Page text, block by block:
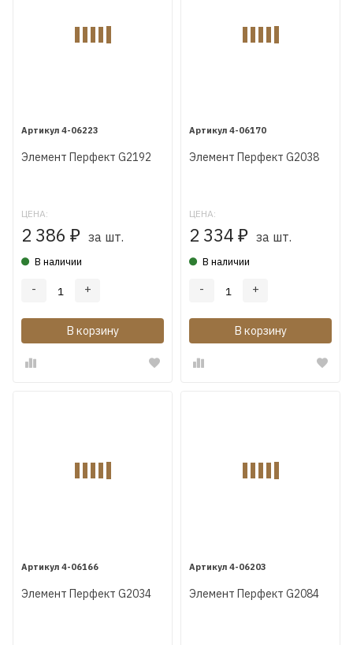
4-06223
Элемент Перфект G2192
ЦЕНА:
2 386 ₽ за шт.
В наличии
- +
В корзину
4-06170
Элемент Перфект G2038
ЦЕНА:
2 334 ₽ за шт.
В наличии
- +
В корзину
4-06166
Элемент Перфект G2034
4-06203
Элемент Перфект G2084